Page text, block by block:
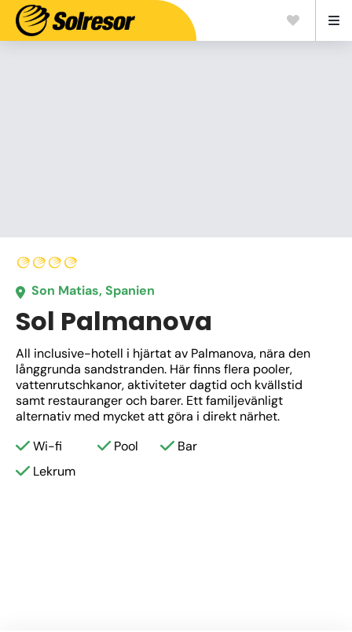
Son Matias, Spanien
Sol Palmanova
All inclusive-hotell i hjärtat av Palmanova, nära den
långgrunda sandstranden. Här finns flera pooler,
vattenrutschkanor, aktiviteter dagtid och kvällstid
samt restauranger och barer. Ett familjevänligt
alternativ med mycket att göra i direkt närhet.
Wi-fi
Pool
Bar
Lekrum